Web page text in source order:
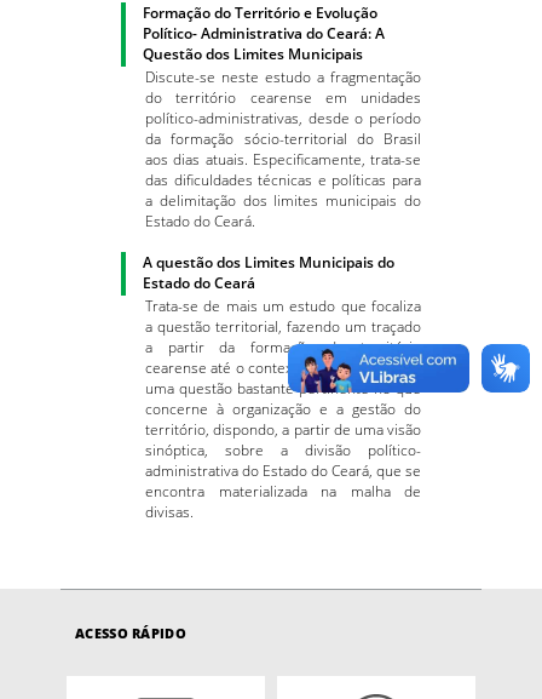
Formação do Território e Evolução
Político- Administrativa do Ceará: A
Questão dos Limites Municipais
Discute-se neste estudo a fragmentação
do território cearense em unidades
político-administrativas, desde o período
da formação sócio-territorial do Brasil
aos dias atuais. Especificamente, trata-se
das dificuldades técnicas e políticas para
a delimitação dos limites municipais do
Estado do Ceará.
A questão dos Limites Municipais do
Estado do Ceará
Trata-se de mais um estudo que focaliza
a questão territorial, fazendo um traçado
a partir da formação do território
cearense até o contexto atual, abordando
uma questão bastante pertinente no que
concerne à organização e a gestão do
território, dispondo, a partir de uma visão
sinóptica, sobre a divisão político-
administrativa do Estado do Ceará, que se
encontra materializada na malha de
divisas.
ACESSO RÁPIDO